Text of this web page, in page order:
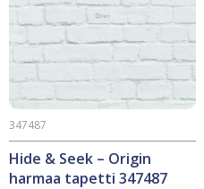
Hide & Seek – Origin
harmaa tapetti 347487
347487